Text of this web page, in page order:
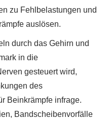
zu Fehlbelastungen und
auslösen.
durch das Gehirn und
in die
gesteuert wird,
des
Beinkrämpfe infrage.
Bandscheibenvorfälle